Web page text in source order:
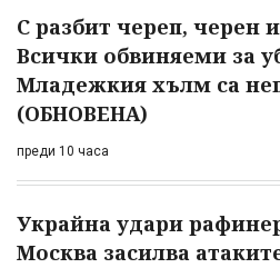
С разбит череп, черен
Всички обвиняеми за
Младежкия хълм са
(ОБНОВЕНА)
преди 10 часа
Украйна удари
Москва засилва